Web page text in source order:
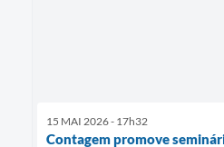
15 MAI 2026 - 17h32
Contagem promove